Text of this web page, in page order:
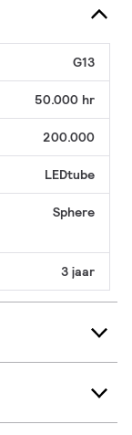
G13
50.000 hr
200.000
LEDtube
Sphere
3 jaar